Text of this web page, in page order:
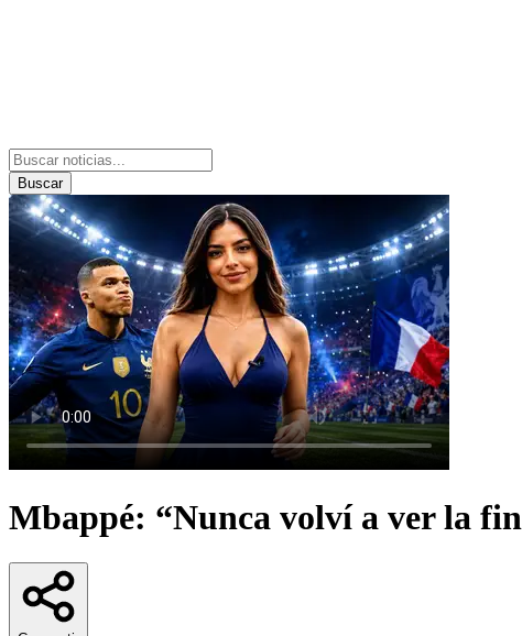
Buscar
Mbappé: “Nunca volví a ver la